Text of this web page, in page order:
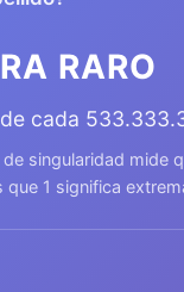
RARO
cada
de singularidad mide
que 1 significa